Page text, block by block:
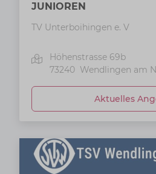
JUNIOREN
TV Unterboihingen e. V
Höhenstrasse 69b
73240 Wendlingen am
Aktuelles